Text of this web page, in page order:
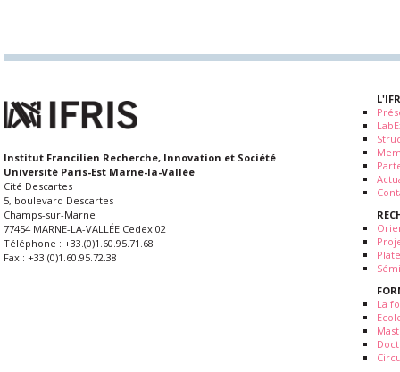
Institut Francilien Recherche, Innovation et Société
Université Paris-Est Marne-la-Vallée
Cité Descartes
5, boulevard Descartes
Champs-sur-Marne
77454 MARNE-LA-VALLÉE Cedex 02
Téléphone : +33.(0)1.60.95.71.68
Fax : +33.(0)1.60.95.72.38
La